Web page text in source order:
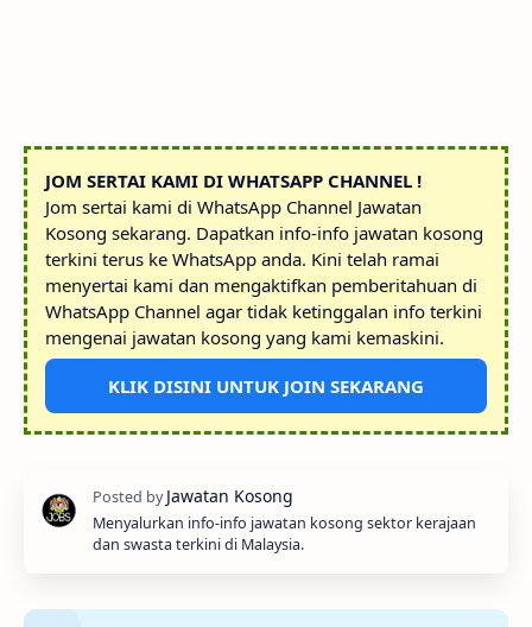
JOM SERTAI KAMI DI WHATSAPP CHANNEL !
Jom sertai kami di WhatsApp Channel Jawatan
Kosong sekarang. Dapatkan info-info jawatan kosong
terkini terus ke WhatsApp anda. Kini telah ramai
menyertai kami dan mengaktifkan pemberitahuan di
WhatsApp Channel agar tidak ketinggalan info terkini
mengenai jawatan kosong yang kami kemaskini.
KLIK DISINI UNTUK JOIN SEKARANG
Menyalurkan info-info jawatan kosong sektor kerajaan
dan swasta terkini di Malaysia.